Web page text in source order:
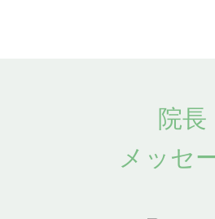
院長
メッセ